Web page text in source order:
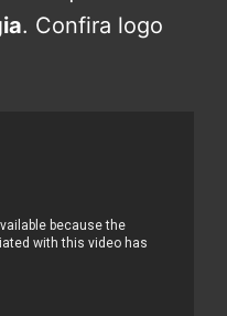
. Confira logo